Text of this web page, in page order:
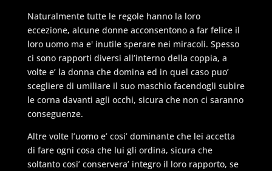
Naturalmente tutte le regole hanno la loro
eccezione, alcune donne acconsentono a far felice il
loro uomo ma e' inutile sperare nei miracoli. Spesso
ci sono rapporti diversi all’interno della coppia, a
volte e’ la donna che domina ed in quel caso puo’
scegliere di umiliare il suo maschio facendogli subire
le corna davanti agli occhi, sicura che non ci saranno
conseguenze.
Altre volte l’uomo e’ cosi’ dominante che lei accetta
di fare ogni cosa che lui gli ordina, sicura che
soltanto cosi’ conservera’ integro il loro rapporto, se